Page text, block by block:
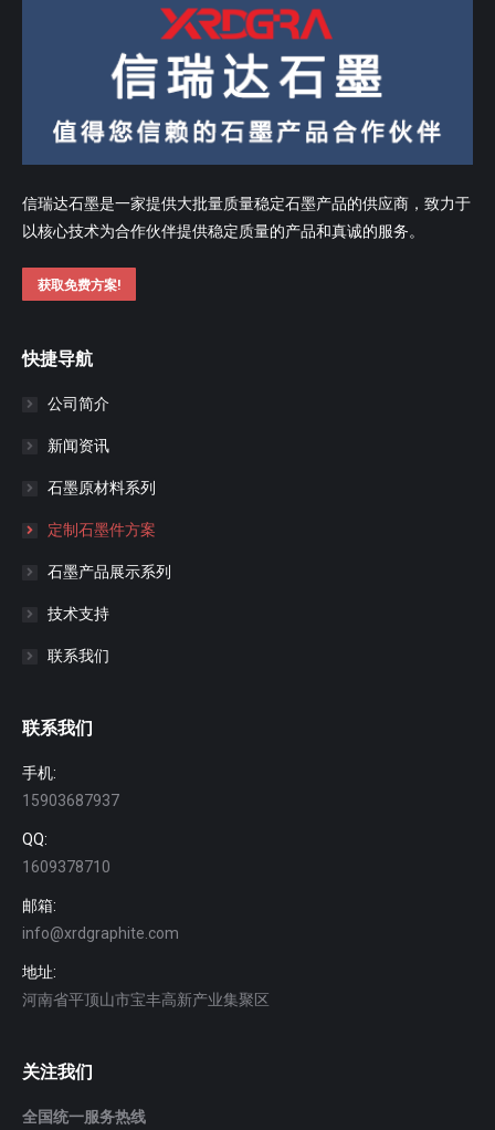
信瑞达石墨是一家提供大批量质量稳定石墨产品的供应商，致力于
以核心技术为合作伙伴提供稳定质量的产品和真诚的服务。
获取免费方案!
快捷导航
公司简介
新闻资讯
石墨原材料系列
定制石墨件方案
石墨产品展示系列
技术支持
联系我们
联系我们
手机:
15903687937
QQ:
1609378710
邮箱:
info@xrdgraphite.com
地址:
河南省平顶山市宝丰高新产业集聚区
关注我们
全国统一服务热线